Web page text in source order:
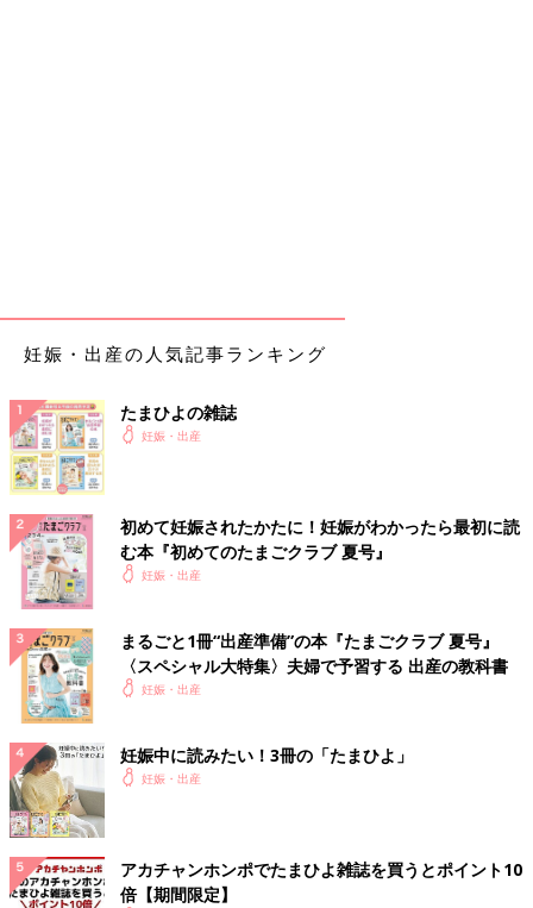
妊娠・出産の人気記事ランキング
たまひよの雑誌
妊娠・出産
初めて妊娠されたかたに！妊娠がわかったら最初に読
む本『初めてのたまごクラブ 夏号』
妊娠・出産
まるごと1冊“出産準備”の本『たまごクラブ 夏号』
〈スペシャル大特集〉夫婦で予習する 出産の教科書
妊娠・出産
妊娠中に読みたい！3冊の「たまひよ」
妊娠・出産
アカチャンホンポでたまひよ雑誌を買うとポイント10
倍【期間限定】